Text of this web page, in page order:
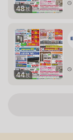
48枚
44枚